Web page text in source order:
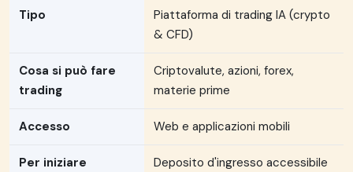
Tipo
Piattaforma di trading IA (crypto
& CFD)
Cosa si può fare
trading
Criptovalute, azioni, forex,
materie prime
Accesso Web e applicazioni mobili
Per iniziare Deposito d'ingresso accessibile